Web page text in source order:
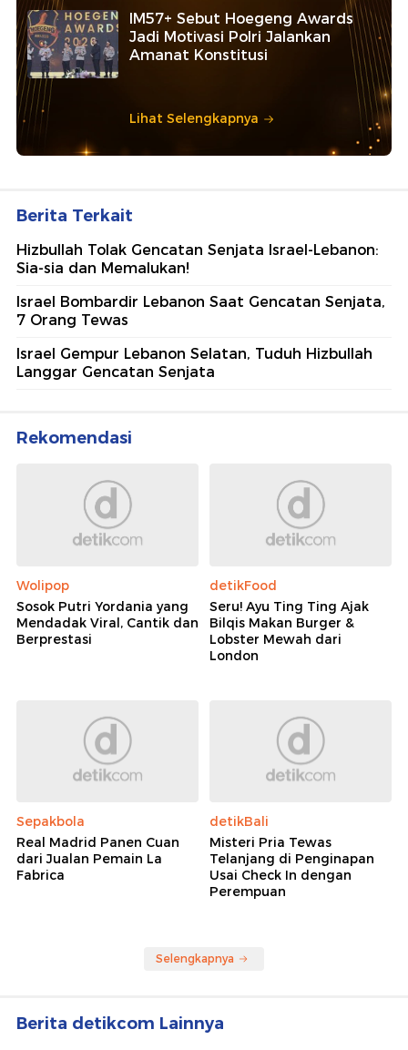
IM57+ Sebut Hoegeng Awards
Jadi Motivasi Polri Jalankan
Amanat Konstitusi
Lihat Selengkapnya
Berita Terkait
Hizbullah Tolak Gencatan Senjata Israel-Lebanon:
Sia-sia dan Memalukan!
Israel Bombardir Lebanon Saat Gencatan Senjata,
7 Orang Tewas
Israel Gempur Lebanon Selatan, Tuduh Hizbullah
Langgar Gencatan Senjata
Rekomendasi
Wolipop
Sosok Putri Yordania yang
Mendadak Viral, Cantik dan
Berprestasi
detikFood
Seru! Ayu Ting Ting Ajak
Bilqis Makan Burger &
Lobster Mewah dari
London
Sepakbola
Real Madrid Panen Cuan
dari Jualan Pemain La
Fabrica
detikBali
Misteri Pria Tewas
Telanjang di Penginapan
Usai Check In dengan
Perempuan
Selengkapnya
Berita detikcom Lainnya